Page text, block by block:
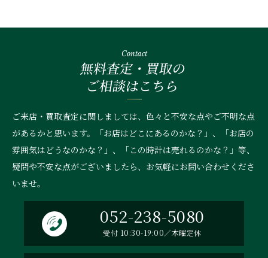
Contact
無料査定・買取の
ご相談はこちら
ご来店・買取査定に関しましては、色々と不安な点やご不明な点
があるかと思います。「お店はどこにあるのかな？」、
「お店の
雰囲気はどうなのかな？」、「この時計は売れるのかな？」等、
疑問や不安な点がございましたら、お気軽にお問い合わせくださ
いませ。
052-238-5080
受付 10:30-19:00／木曜定休